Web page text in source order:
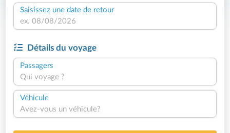
Saisissez une date de retour
Détails du voyage
Passagers
Qui voyage ?
Véhicule
Avez-vous un véhicule?